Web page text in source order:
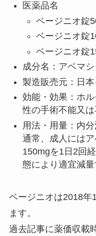
医薬品名
ベージニオ錠
ベージニオ錠
ベージニオ錠
成分名：アベマ
製造販売元：日
効能・効果：ホ
性の手術不能又
用法・用量：内
通常、成人には
150mgを1日2回
態により適宜減量
ベージニオは2018年
ます。
過去記事に薬価収載